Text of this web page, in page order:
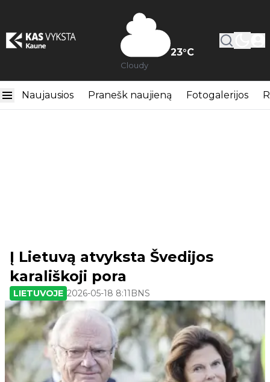
23°C
Cloudy
Naujausios Pranešk naujieną Fotogalerijos
Į Lietuvą atvyksta Švedijos
karališkoji pora
LIETUVOJE 2026-05-18 8:11 BNS